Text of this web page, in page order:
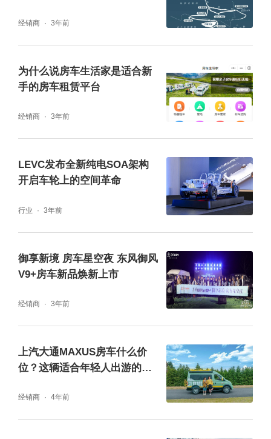
随后，销售人员对房车销售、全球智慧连锁营
地作了详细介绍，获得现场嘉宾的认可。深圳
市嘟嘟房车股份有限公司是一家经营房车全产
业链业务的公司，从房车研发、生产、销售、
托管、租赁、旅游、房车营地建设等全产业链
业务管理；另外还开发房车主题公园、房车营
地及房车驿站建设等，形成产业链闭环系统；
产业链，社群消费系统；带动消费升级、乡村
振兴、普通民众就业创业，促进原产地土特产
经销商 3年前
为什么说房车生活家是适合新
手的房车租赁平台
经销商 3年前
LEVC发布全新纯电SOA架构
开启车轮上的空间革命
行业 3年前
御享新境 房车星空夜 东风御风
V9+房车新品焕新上市
经销商 3年前
上汽大通MAXUS房车什么价
位？这辆适合年轻人出游的房
经销商 4年前